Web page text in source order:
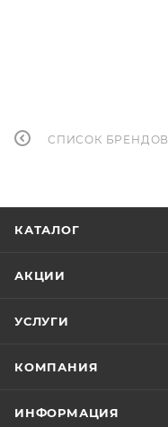
СПИСОК БРЕНДОВ
КАТАЛОГ
АКЦИИ
УСЛУГИ
КОМПАНИЯ
ИНФОРМАЦИЯ